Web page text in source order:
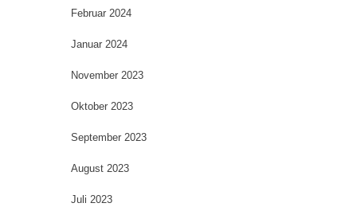
Februar 2024
Januar 2024
November 2023
Oktober 2023
September 2023
August 2023
Juli 2023